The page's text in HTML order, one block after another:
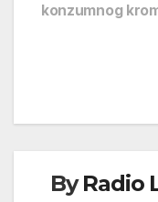
konzumnog
ByRadio